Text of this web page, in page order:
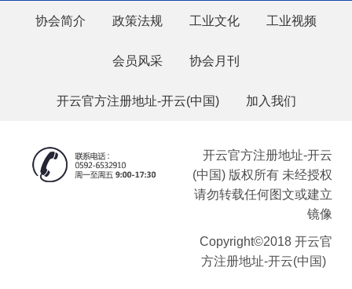
协会简介 政策法规 工业文化 工业视频
会员风采 协会月刊
开云官方注册地址-开云(中国) 加入我们
开云官方注册地址-开云
(中国) 版权所有 未经授权
请勿转载任何图文或建立
镜像
Copyright©2018 开云官
方注册地址-开云(中国)